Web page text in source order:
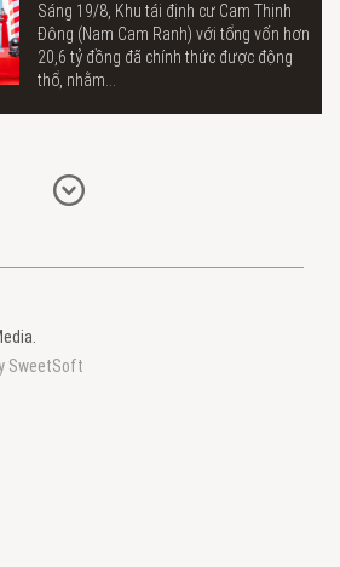
Sáng 19/8, Khu tái định cư Cam Thịnh
Đông (Nam Cam Ranh) với tổng vốn hơn
20,6 tỷ đồng đã chính thức được động
thổ, nhằm...
SweetSoft